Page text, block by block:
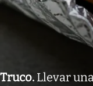
Truco. Llevar